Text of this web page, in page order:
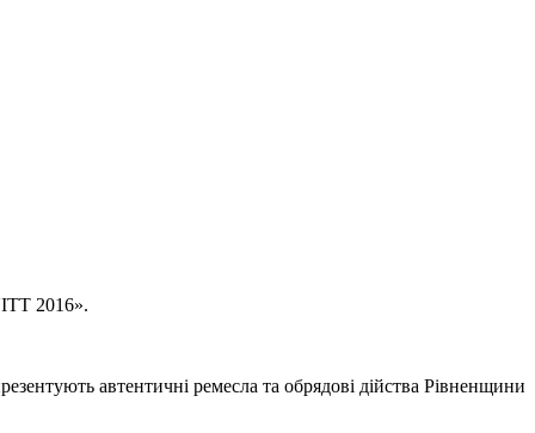
2016».
автентичні ремесла та обрядові дійства Рівненщини